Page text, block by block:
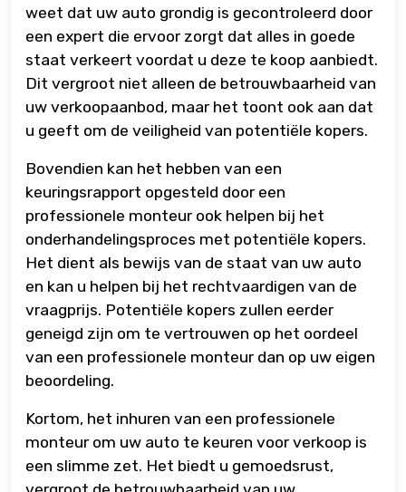
weet dat uw auto grondig is gecontroleerd door
een expert die ervoor zorgt dat alles in goede
staat verkeert voordat u deze te koop aanbiedt.
Dit vergroot niet alleen de betrouwbaarheid van
uw verkoopaanbod, maar het toont ook aan dat
u geeft om de veiligheid van potentiële kopers.
Bovendien kan het hebben van een
keuringsrapport opgesteld door een
professionele monteur ook helpen bij het
onderhandelingsproces met potentiële kopers.
Het dient als bewijs van de staat van uw auto
en kan u helpen bij het rechtvaardigen van de
vraagprijs. Potentiële kopers zullen eerder
geneigd zijn om te vertrouwen op het oordeel
van een professionele monteur dan op uw eigen
beoordeling.
Kortom, het inhuren van een professionele
monteur om uw auto te keuren voor verkoop is
een slimme zet. Het biedt u gemoedsrust,